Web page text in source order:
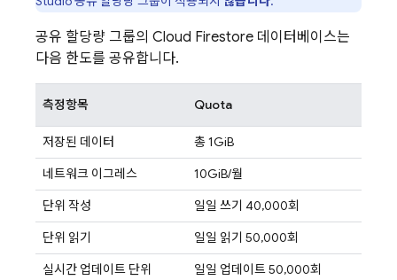
공유 할당량 그룹의 Cloud Firestore 데이터베이스는
다음 한도를 공유합니다.
측정항목 Quota
저장된 데이터
총 1GiB
네트워크 이그레스
10GiB/월
단위 작성
일일 쓰기 40,000회
단위 읽기
일일 읽기 50,000회
실시간 업데이트 단위
일일 업데이트 50,000회